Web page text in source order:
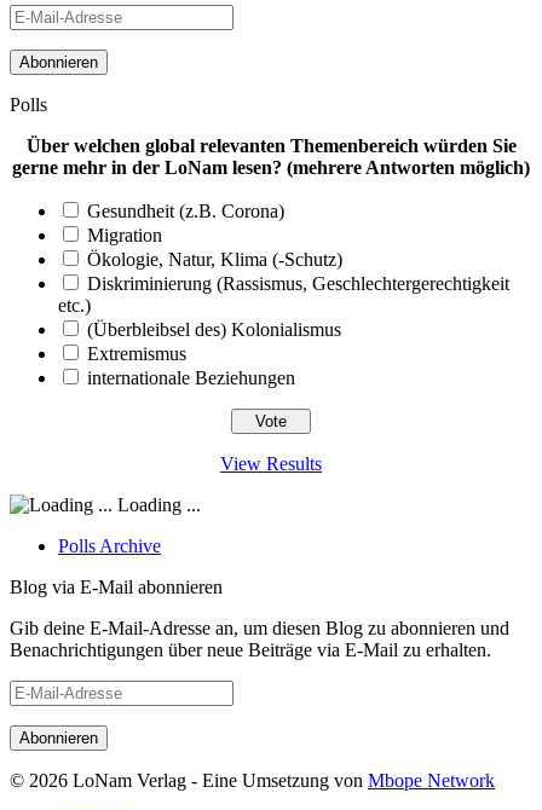
E-
Adresse
Polls
Über welchen global relevanten Themenbereich würden Sie
gerne mehr in der LoNam lesen? (mehrere Antworten möglich)
Gesundheit (z.B. Corona)
Migration
Ökologie, Natur, Klima (-Schutz)
Diskriminierung (Rassismus, Geschlechtergerechtigkeit
etc.)
(Überbleibsel des) Kolonialismus
Extremismus
internationale Beziehungen
View Results
Loading ...
Polls Archive
Blog via E-Mail abonnieren
Gib deine E-Mail-Adresse an, um diesen Blog zu abonnieren und
Benachrichtigungen über neue Beiträge via E-Mail zu erhalten.
E-
Adresse
© 2026 LoNam Verlag - Eine Umsetzung von Mbope Network